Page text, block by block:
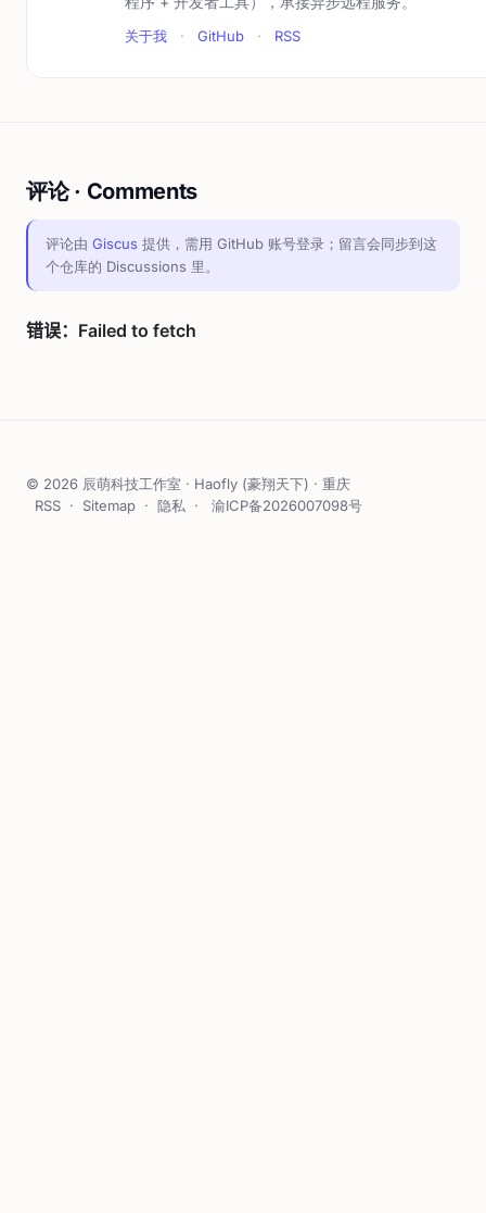
关于我 · GitHub · RSS
评论 · Comments
评论由 Giscus 提供，需用 GitHub 账号登录；留言会同步到这
个仓库的 Discussions 里。
© 2026 辰萌科技工作室 · Haofly (豪翔天下) · 重庆
RSS · Sitemap · 隐私 · 渝ICP备2026007098号